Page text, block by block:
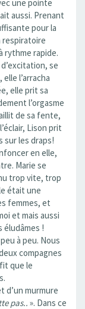
une pointe
aussi. Prenant
pour la
respiratoire
rythme rapide.
se
l’arracha
elle prit sa
l’orgasme
de sa fente,
Lison prit
les draps!
en elle,
Marie se
trop vite, trop
était une
femmes, et
et mais aussi
éludâmes !
à peu. Nous
compagnes
que le
d’un murmure
pas.. ». Dans ce